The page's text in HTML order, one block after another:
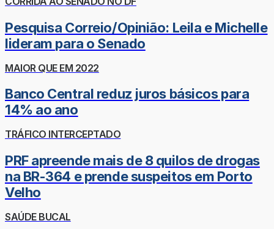
Pesquisa Correio/Opinião: Leila e Michelle
lideram para o Senado
MAIOR QUE EM 2022
Banco Central reduz juros básicos para
14% ao ano
TRÁFICO INTERCEPTADO
PRF apreende mais de 8 quilos de drogas
na BR-364 e prende suspeitos em Porto
Velho
SAÚDE BUCAL